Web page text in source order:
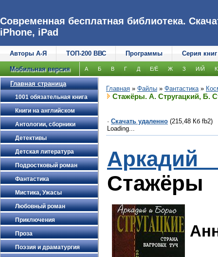
Современная бесплатная библиотека.
iPhone, iPad
Авторы А-Я ТОП-200 ВВС Программы Серия книг
Мобильная версия А Б В Г Д Е/Ё Ж З И/Й К
Главная страница
1001 обязательная книга
Книги на английском
Антологии, сборники
Детективы
Детская литература
Подростковый роман
Фантастика
Мистика, Ужасы
Любовный роман
Приключения
Проза
Поэзия и драматургия
Главная » Файлы » Фантастика»
Стажёры. А. Стругацкий, Б.
· Скачать удаленно (215,48 Кб fb2)
Loading...
Аркадий
Стажёры